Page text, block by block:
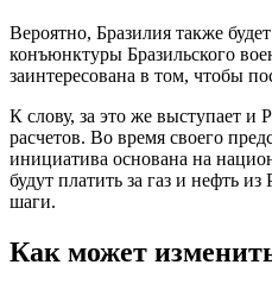
Вероятно, Бразилия также
конъюнктуры Бразильского
заинтересована в том, чтобы
К слову, за это же выступает
расчетов. Во время своего
инициатива основана на
будут платить за газ и нефть
шаги.
Как может